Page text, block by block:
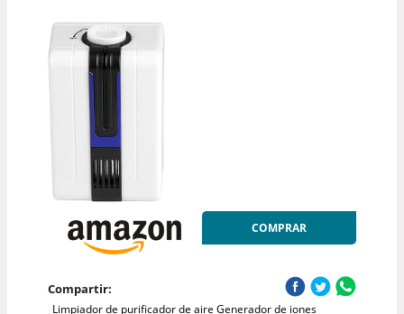
COMPRAR
Compartir:
Limpiador de purificador de aire Generador de iones